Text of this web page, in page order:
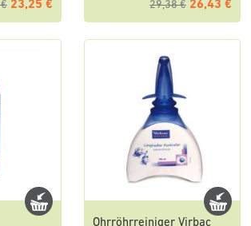
23,25 € 29,38 € 26,43 €
Ohrröhrreiniger Virbac